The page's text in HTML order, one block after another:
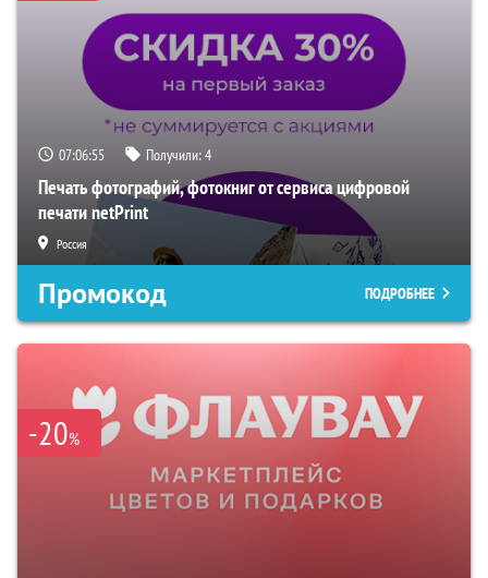
07:06:54 Получили:4
Печать фотографий, фотокниг от сервиса цифровой
печати netPrint
Россия
Промокод ПОДРОБНЕЕ
-20%